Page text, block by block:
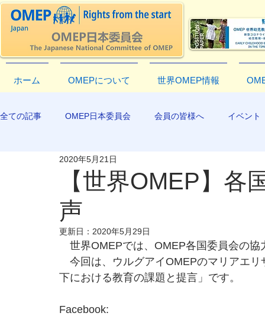
ホーム OMEPについて 世界OMEP情報
全ての記事 OMEP日本委員会 会員の皆様へ イベント
EXCO-COMMUNICATION
【世界OMEP】各
声
2020年5月21日
更新日： 2020年5月29日
世界OMEPでは、OMEP各国委員会の協
今回は、ウルグアイOMEPのマリアエリ
下における教育の課題と提言」です。
Facebook: